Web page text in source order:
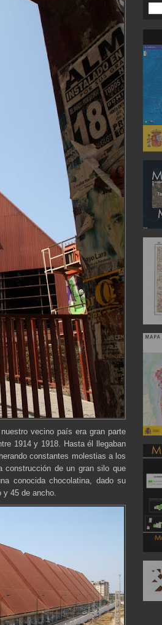
vecino país era gran parte
1914 y 1918. Hasta él llegaban
constantes molestias a los
construcción de un gran silo que
conocida chocolatina, dado su
45 de ancho.